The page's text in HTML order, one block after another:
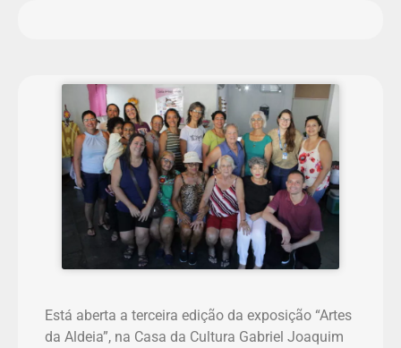
Está aberta a terceira edição da exposição “Artes
da Aldeia”, na Casa da Cultura Gabriel Joaquim